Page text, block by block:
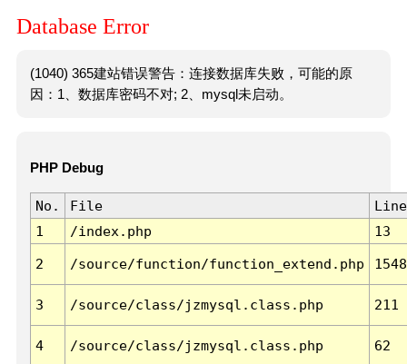
Database Error
(1040) 365建站错误警告：连接数据库失败，可能的原
因：1、数据库密码不对; 2、mysql未启动。
PHP Debug
No. File
Line
1
/index.php 13
2 /source/function/function_extend.php 1548
3 /source/class/jzmysql.class.php 211
4 /source/class/jzmysql.class.php 62